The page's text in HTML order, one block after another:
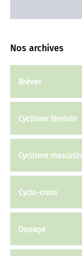
Nos archives
Brèves
Cyclisme féminin
Cyclisme masculin
Cyclo-cross
Dopage